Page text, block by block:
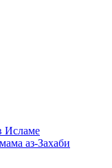
Исламе
аз-Захаби